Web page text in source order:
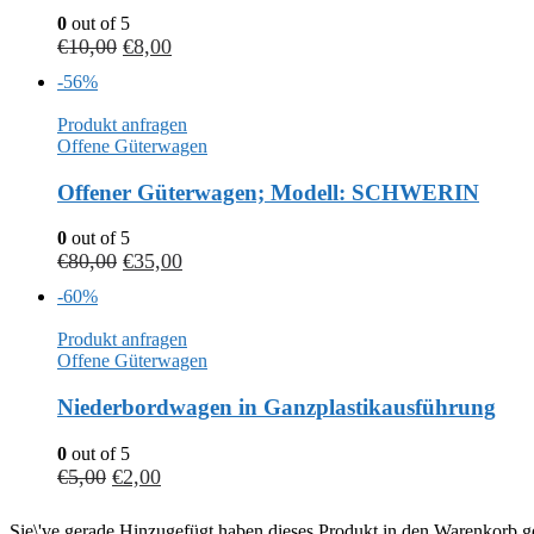
0 out of 5
€10,00 €8,00
-56%
Produkt anfragen
Offene Güterwagen
Offener Güterwagen; Modell: SCHWERIN
0 out of 5
€80,00 €35,00
-60%
Produkt anfragen
Offene Güterwagen
Niederbordwagen in Ganzplastikausführung
0 out of 5
€5,00 €2,00